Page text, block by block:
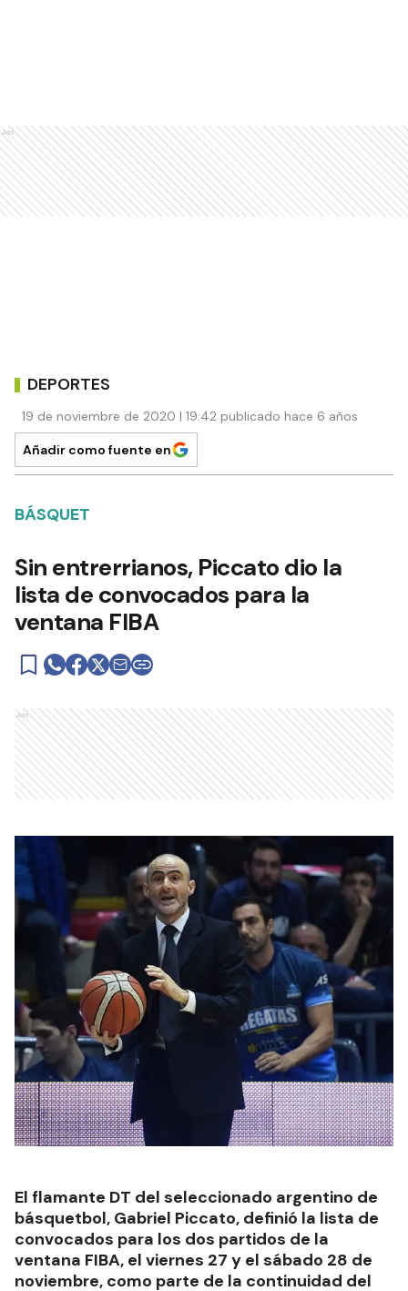
Ads
DEPORTES
19 de noviembre de 2020 | 19:42 publicado hace 6 años
Añadir como fuente en
BÁSQUET
Sin entrerrianos, Piccato dio la
lista de convocados para la
ventana FIBA
Ads
El flamante DT del seleccionado argentino de
básquetbol, Gabriel Piccato, definió la lista de
convocados para los dos partidos de la
ventana FIBA, el viernes 27 y el sábado 28 de
noviembre, como parte de la continuidad del